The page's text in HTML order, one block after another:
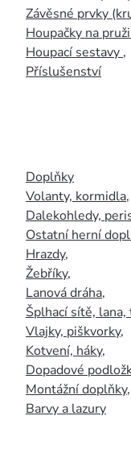
Závěsné prvky
Houpačky na
Houpací sestavy ,
Příslušenství
Doplňky
Volanty, kormidla,
Dalekohledy,
Ostatní herní
Hrazdy,
Žebříky,
Lanová dráha,
Šplhací sítě, lana,
Vlajky, piškvorky,
Kotvení, háky,
Dopadové
Montážní doplňky,
Barvy a lazury